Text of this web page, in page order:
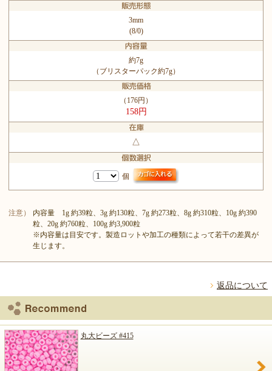
3mm
(8/0)
約7g
（ブリスターパック約7g）
（176円）
158円
△
個
注意）
内容量 1g 約39粒、3g 約130粒、7g 約273粒、8g 約310粒、10g 約390
粒、20g 約760粒、100g 約3,900粒
※内容量は目安です。製造ロットや加工の種類によって若干の差異が
生じます。
返品について
丸大ビーズ #415